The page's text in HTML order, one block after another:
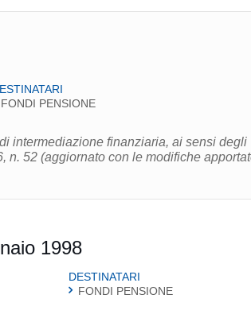
FONDI PENSIONE
intermediazione finanziaria, ai sensi degli
n. 52 (aggiornato con le modifiche
1998
DESTINATARI
FONDI PENSIONE